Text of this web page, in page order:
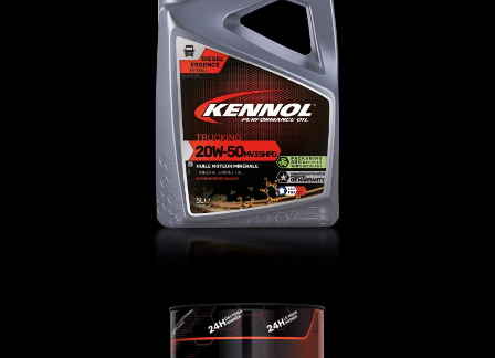
TRUCKING 20W-50 MV3 SHPD
Huiles moteur,POIDS-LOURDS